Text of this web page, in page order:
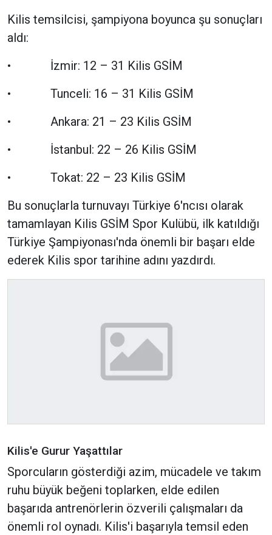
Kilis temsilcisi, şampiyona boyunca şu sonuçları
aldı:
• İzmir: 12 – 31 Kilis GSİM
• Tunceli: 16 – 31 Kilis GSİM
• Ankara: 21 – 23 Kilis GSİM
• İstanbul: 22 – 26 Kilis GSİM
• Tokat: 22 – 23 Kilis GSİM
Bu sonuçlarla turnuvayı Türkiye 6'ncısı olarak
tamamlayan Kilis GSİM Spor Kulübü, ilk katıldığı
Türkiye Şampiyonası'nda önemli bir başarı elde
ederek Kilis spor tarihine adını yazdırdı.
Kilis'e Gurur Yaşattılar
Sporcuların gösterdiği azim, mücadele ve takım
ruhu büyük beğeni toplarken, elde edilen
başarıda antrenörlerin özverili çalışmaları da
önemli rol oynadı. Kilis'i başarıyla temsil eden